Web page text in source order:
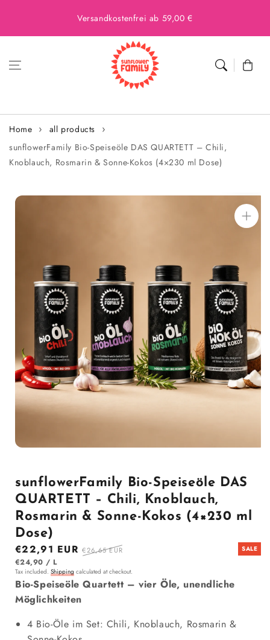
Versandkostenfrei ab 59,00 €
Cart
Home
all products
sunflowerFamily Bio-Speiseöle DAS QUARTETT – Chili,
Knoblauch, Rosmarin & Sonne-Kokos (4×230 ml Dose)
sunflowerFamily Bio-Speiseöle DAS
QUARTETT – Chili, Knoblauch,
Rosmarin & Sonne-Kokos (4×230 ml
Dose)
Sale price
€22,91 EUR Regular price
€26,65 EUR
ITEM
€24,90 / PER
L
SALE
Tax included. Shipping calculated at checkout.
Bio-Speiseöle Quartett – vier Öle, unendliche
Möglichkeiten
4 Bio-Öle im Set: Chili, Knoblauch, Rosmarin &